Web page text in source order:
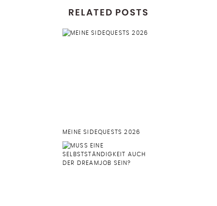
RELATED POSTS
MEINE SIDEQUESTS 2026